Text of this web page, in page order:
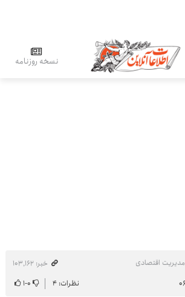
نسخه روزنامه
مدیریت اقتصادی
خبر: ۱۰۳٬۱۶۲
نظرات: ۴ ۰-۱